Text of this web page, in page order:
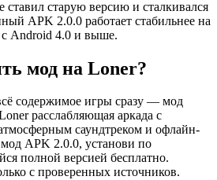
старую версию и сталкивался
APK 2.0.0 работает стабильнее на
с Android 4.0 и выше.
мод на Loner?
содержимое игры сразу — мод
расслабляющая аркада с
саундтреком и офлайн-
APK 2.0.0, установи по
полной версией бесплатно.
с проверенных источников.